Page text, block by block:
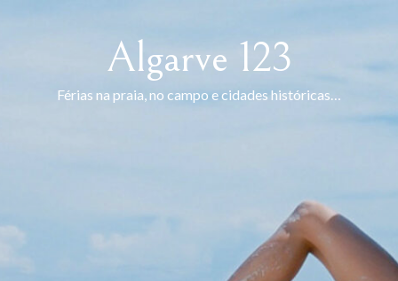
Algarve 123
Férias na praia, no campo e cidades históricas…